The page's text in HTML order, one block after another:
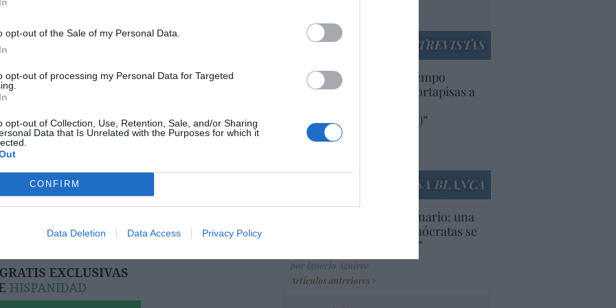
opt-out of the Sale of my Personal Data.
opt-out of processing my Personal Data for Targeted
opt-out of Collection, Use, Retention, Sale, and/or Sharing
Data that Is Unrelated with the Purposes for which it
CONFIRM
Data Deletion Data Access Privacy Policy
este artículo?
newsletter y recibe cada dia
destacado de Hispanidad
ENTREVISTAS
“Europa lleva mucho tiempo
poniendo aranceles y cortapisas a
americanas (y europeas)”
por Ana Sánchez Arjona
LA CASA BLANCA
EEUU. Inquietante escenario: una
tercera parte de los demócratas se
define como “socialista”
Artículos anteriores